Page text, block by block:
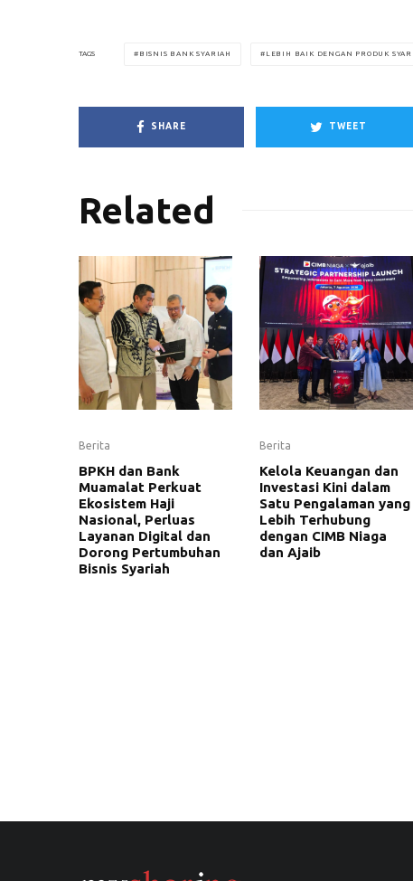
TAGS BISNIS BANK SYARIAH LEBIH BAIK DENGAN PRODUK
SHARE TWEET
Related
Berita
BPKH dan Bank
Muamalat Perkuat
Ekosistem Haji
Nasional, Perluas
Layanan Digital dan
Dorong Pertumbuhan
Bisnis Syariah
Berita
Kelola Keuangan dan
Investasi Kini dalam
Satu Pengalaman yang
Lebih Terhubung
dengan CIMB Niaga
dan Ajaib